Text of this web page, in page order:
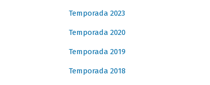
Temporada 2023
Temporada 2020
Temporada 2019
Temporada 2018